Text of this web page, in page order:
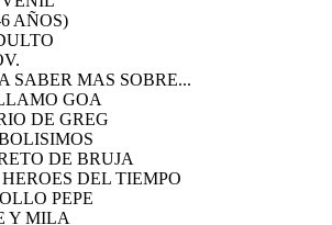
AÑOS)
SABER MAS SOBRE...
GOA
DE GREG
DE BRUJA
DEL TIEMPO
PEPE
Y MILA